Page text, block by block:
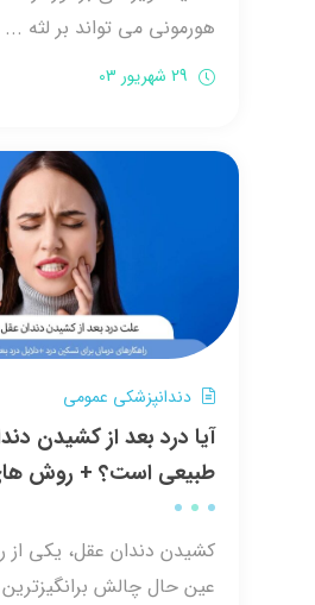
هورمونی می تواند بر لثه ...
دندانپزشکی عمومی
آیا درد بعد از کشیدن
طبیعی است؟ + روش
کشیدن دندان عقل، یکی از
عین حال چالش برانگیزترین